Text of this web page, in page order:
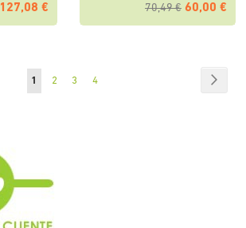
127,08 € 70,49 € 60,00 €
Página
Está
ler
1 Página
2 Página
3 Página
4